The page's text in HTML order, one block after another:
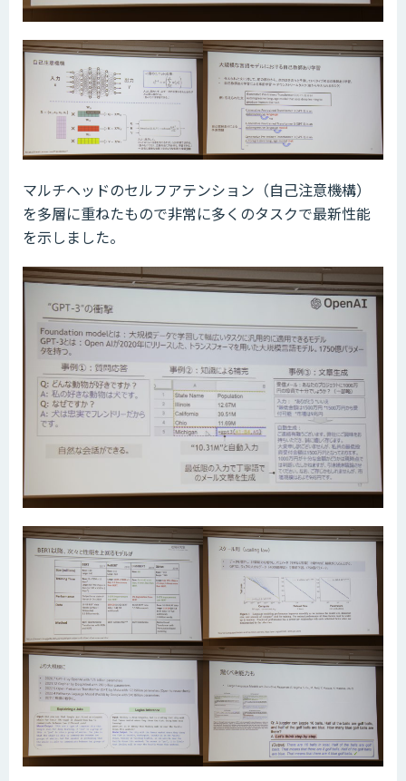
マルチヘッドのセルフアテンション（自己注意機構）
を多層に重ねたもので非常に多くのタスクで最新性能
を示しました。